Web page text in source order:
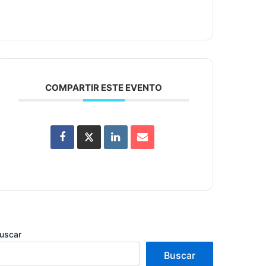
COMPARTIR ESTE EVENTO
Buscar